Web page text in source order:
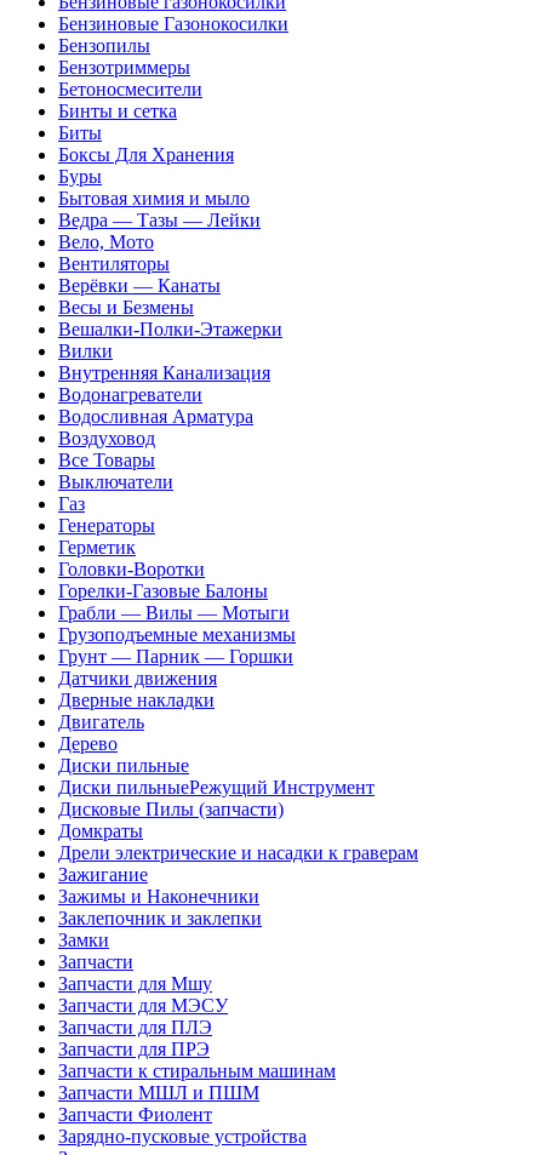
Бензиновые Газонокосилки
Бензопилы
Бензотриммеры
Бетоносмесители
Бинты и сетка
Биты
Боксы Для Хранения
Буры
Бытовая химия и мыло
Ведра — Тазы — Лейки
Вело, Мото
Вентиляторы
Верёвки — Канаты
Весы и Безмены
Вешалки-Полки-Этажерки
Вилки
Внутренняя Канализация
Водонагреватели
Водосливная Арматура
Воздуховод
Все Товары
Выключатели
Газ
Генераторы
Герметик
Головки-Воротки
Горелки-Газовые Балоны
Грабли — Вилы — Мотыги
Грузоподъемные механизмы
Грунт — Парник — Горшки
Датчики движения
Дверные накладки
Двигатель
Дерево
Диски пильные
Диски пильныеРежущий Инструмент
Дисковые Пилы (запчасти)
Домкраты
Дрели электрические и насадки к граверам
Зажигание
Зажимы и Наконечники
Заклепочник и заклепки
Замки
Запчасти
Запчасти для Мшу
Запчасти для МЭСУ
Запчасти для ПЛЭ
Запчасти для ПРЭ
Запчасти к стиральным машинам
Запчасти МШЛ и ПШМ
Запчасти Фиолент
Зарядно-пусковые устройства